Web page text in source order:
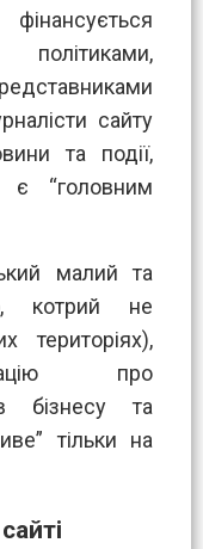
сайту
та події,
є “головним
малий та
котрий не
територіях),
про
бізнесу та
тільки на